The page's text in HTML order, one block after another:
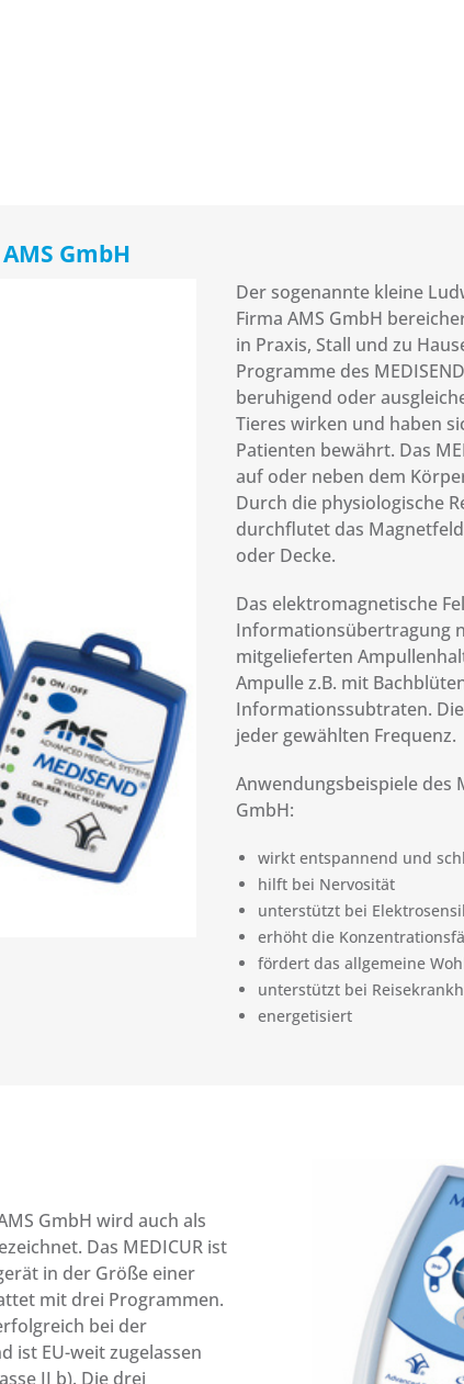
GmbH
Der sogenannte kleine
Firma AMS GmbH
in Praxis, Stall und zu
Programme des
beruhigend oder
Tieres wirken und haben
Patienten bewährt. Das
auf oder neben dem
Durch die physiologische
durchflutet das
oder Decke.
Das elektromagnetische
Informationsübertragung
mitgelieferten
Ampulle z.B. mit
Informationssubtraten.
jeder gewählten Frequenz.
Anwendungsbeispiele des
GmbH:
wirkt entspannend und
hilft bei Nervosität
unterstützt bei
erhöht die
fördert das allgemeine
unterstützt bei
energetisiert
GmbH wird auch als
Das MEDICUR ist
in der Größe einer
mit drei Programmen.
bei der
ist EU-weit zugelassen
II b). Die drei